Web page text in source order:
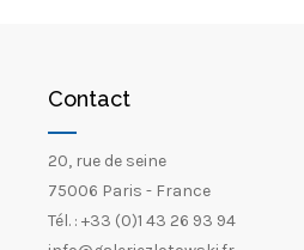
Contact
20, rue de seine
75006 Paris - France
Tél. : +33 (0)1 43 26 93 94